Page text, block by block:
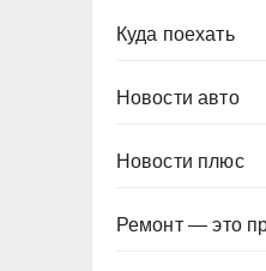
Куда поехать
Новости авто
Новости плюс
Ремонт — это